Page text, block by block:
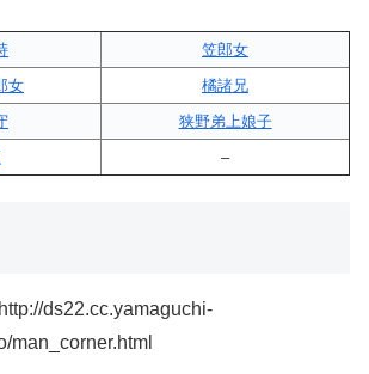
笠郎女
女
橘諸兄
狭野弟上娘子
–
ds22.cc.yamaguchi-
man_corner.html